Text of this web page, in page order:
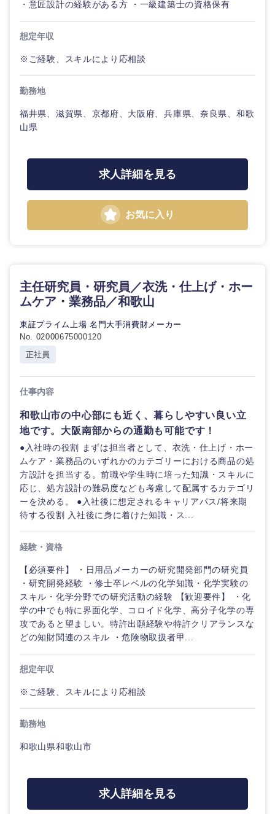
甲信越・北陸
新潟県 富山県
石川県 福井県
山梨県 長野県
・意匠設計の経験がある方 ・一級建築士の資格保有
想定年収
※ご経験、スキルにより応相談
勤務地
福井県、滋賀県、京都府、大阪府、兵庫県、奈良県、和歌
山県
求人詳細を見る
お気に入り
主任研究員・研究員／衣洗・仕上げ・ホー
ムケア・業務品／和歌山
東証プライム上場 名門大手消費財メーカー
No. 02000675000120
正社員
仕事内容
和歌山市の中心部にも近く、暮らしやすい良い立
地です。大阪南部からの通勤も可能です！
●入社時の役割 まずは担当者として、衣洗・仕上げ・ホー
ムケア・業務品のいずれかのカテゴリーにおける商品の処
方設計を担当する。前職や学生時に培った知識・スキルに
応じ、処方設計の難易度なども考慮して配属するカテゴリ
ーを決める。 ●入社後に想定されるキャリアパス/将来期
待する役割 入社後に身に着けた知識・ス...
経験・資格
【必須要件】 ・日用品メーカーの研究開発部門の研究員
・研究開発経験 ・修士卒レベルの化学知識・化学実験の
スキル・化学分野での研究活動の経験 【歓迎要件】 ・化
学の中でも特に界面化学、コロイド化学、高分子化学の専
攻であると望ましい。特許出願経験や特許クリアランスな
どの知財関連のスキル ・危険物取扱者甲...
想定年収
※ご経験、スキルにより応相談
勤務地
和歌山県和歌山市
求人詳細を見る